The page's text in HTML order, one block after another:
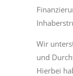
Wir
und
Hierbei